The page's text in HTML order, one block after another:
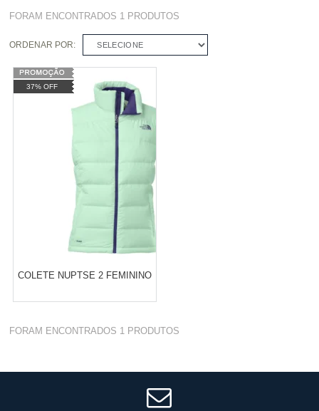
FORAM ENCONTRADOS 1 PRODUTOS
ORDENAR POR: SELECIONE
37% OFF
COLETE NUPTSE 2 FEMININO
Varejo: R$ 4.050,70
10 x de R$ 255,09
FORAM ENCONTRADOS 1 PRODUTOS